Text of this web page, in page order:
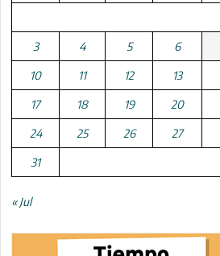
3 4 5 6
10 11 12 13
17 18 19 20
24 25 26 27
31
« Jul